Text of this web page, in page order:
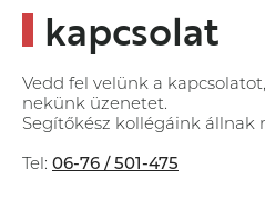
kapcsolat
Vedd fel velünk a
nekünk üzenetet.
Segítőkész kollégáink állnak
Tel: 06-76 / 501-475